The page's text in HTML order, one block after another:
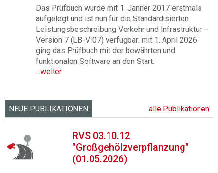
Das Prüfbuch wurde mit 1. Jänner 2017 erstmals
aufgelegt und ist nun für die Standardisierten
Leistungsbeschreibung Verkehr und Infrastruktur –
Version 7 (LB-VI07) verfügbar: mit 1. April 2026
ging das Prüfbuch mit der bewährten und
funktionalen Software an den Start.
...weiter
NEUE PUBLIKATIONEN alle Publikationen
RVS 03.10.12
"Großgehölzverpflanzung"
(01.05.2026)